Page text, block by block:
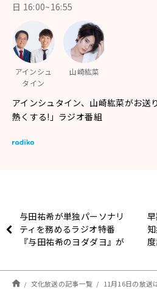
日 16:00~16:55
アインシュ
タイン
山崎紘菜
アインシュタイン、山崎紘菜がお送
熱くする!」ラジオ番組
与田祐希が単独パーソナリ
ティを務めるラジオ特番
『与田祐希のヨダダヨ』が
文化放送の記事一覧 11月16日の放送は３人でお届け！「せ